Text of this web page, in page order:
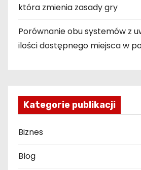
która zmienia zasady gry
Porównanie obu systemów z
ilości dostępnego miejsca w
Kategorie publikacji
Biznes
Blog